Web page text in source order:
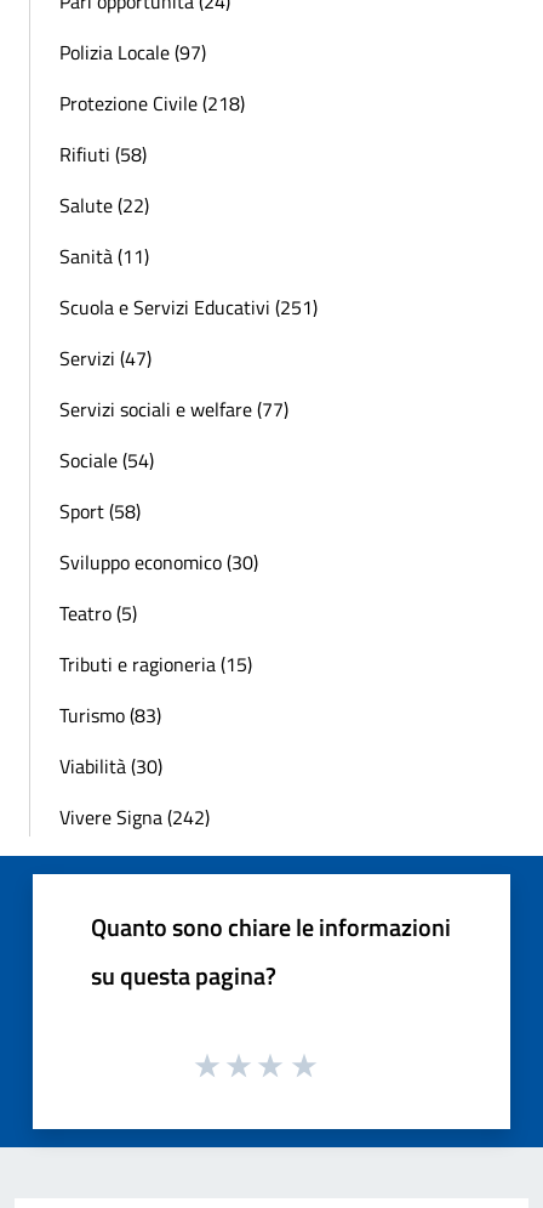
Polizia Locale (97)
Protezione Civile (218)
Rifiuti (58)
Salute (22)
Sanità (11)
Scuola e Servizi Educativi (251)
Servizi (47)
Servizi sociali e welfare (77)
Sociale (54)
Sport (58)
Sviluppo economico (30)
Teatro (5)
Tributi e ragioneria (15)
Turismo (83)
Viabilità (30)
Vivere Signa (242)
Quanto sono chiare le informazioni
su questa pagina?